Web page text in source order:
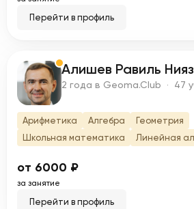
Перейти в профиль
А Алишев Равиль
2 года в Geoma.Club · 47
Арифметика Алгебра
Геометрия
Школьная математика
Линейная
от 6000 ₽
за занятие
Перейти в профиль